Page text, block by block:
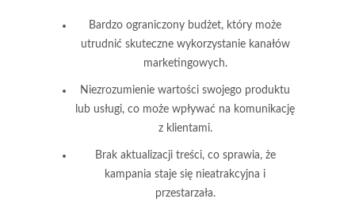
Bardzo ograniczony budżet, który może
utrudnić skuteczne wykorzystanie kanałów
marketingowych.
Niezrozumienie wartości swojego produktu
lub usługi, co może wpływać na komunikację
z klientami.
Brak aktualizacji treści, co sprawia, że
kampania staje się nieatrakcyjna i
przestarzała.